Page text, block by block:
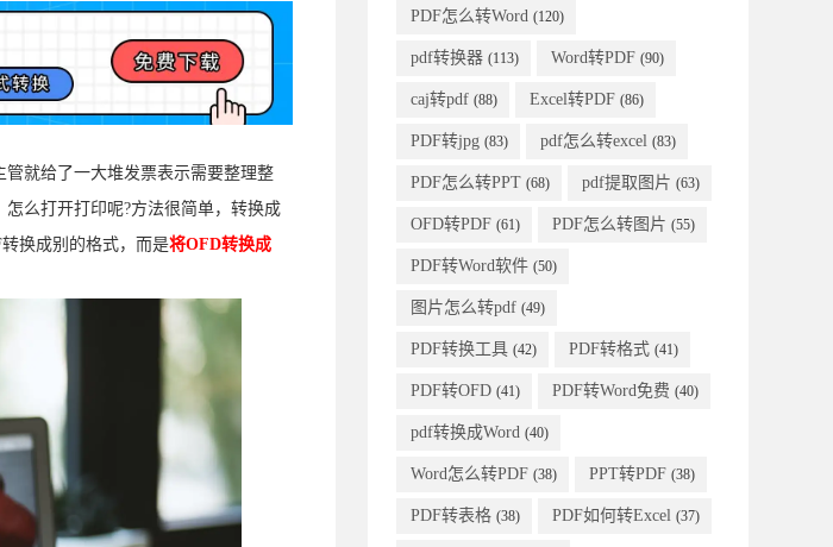
管就给了一大堆发票表示需要整理整
么打开打印呢?方法很简单，转换成
换成别的格式，而是将OFD转换成
PDF怎么转Word (120)
pdf转换器 (113) Word转PDF (90)
caj转pdf (88) Excel转PDF (86)
PDF转jpg (83) pdf怎么转excel (83)
PDF怎么转PPT (68) pdf提取图片 (63)
OFD转PDF (61) PDF怎么转图片 (55)
PDF转Word软件 (50)
图片怎么转pdf (49)
PDF转换工具 (42) PDF转格式 (41)
PDF转OFD (41) PDF转Word免费 (40)
pdf转换成Word (40)
Word怎么转PDF (38) PPT转PDF (38)
PDF转表格 (38) PDF如何转Excel (37)